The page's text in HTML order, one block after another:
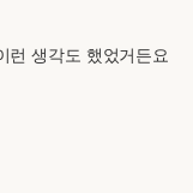
런 생각도 했었거든요